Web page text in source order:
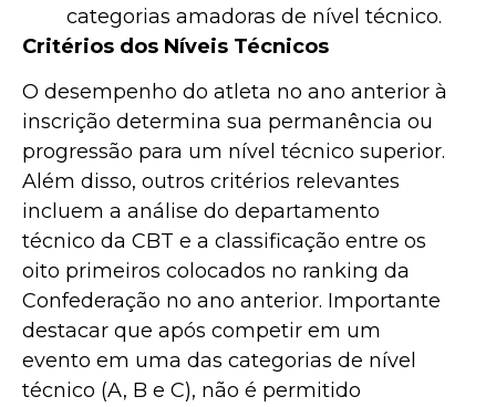
categorias amadoras de nível técnico.
Critérios dos Níveis Técnicos
O desempenho do atleta no ano anterior à
inscrição determina sua permanência ou
progressão para um nível técnico superior.
Além disso, outros critérios relevantes
incluem a análise do departamento
técnico da CBT e a classificação entre os
oito primeiros colocados no ranking da
Confederação no ano anterior. Importante
destacar que após competir em um
evento em uma das categorias de nível
técnico (A, B e C), não é permitido